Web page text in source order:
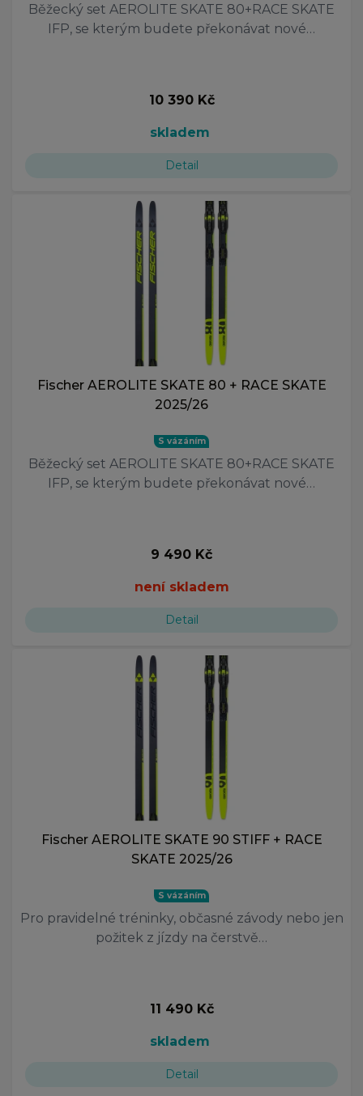
Běžecký set AEROLITE SKATE 80+RACE SKATE
IFP, se kterým budete překonávat nové…
10 390 Kč
skladem
Detail
Fischer AEROLITE SKATE 80 + RACE SKATE
2025/26
S vázáním
Běžecký set AEROLITE SKATE 80+RACE SKATE
IFP, se kterým budete překonávat nové…
9 490 Kč
není skladem
Detail
Fischer AEROLITE SKATE 90 STIFF + RACE
SKATE 2025/26
S vázáním
Pro pravidelné tréninky, občasné závody nebo jen
požitek z jízdy na čerstvě…
11 490 Kč
skladem
Detail